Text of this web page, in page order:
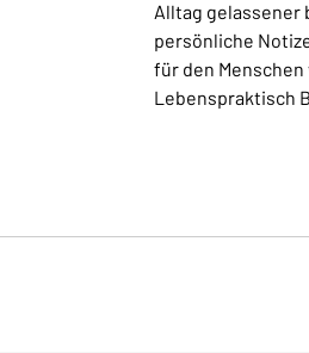
Alltag gelassener
persönliche
für den
Lebenspraktisch